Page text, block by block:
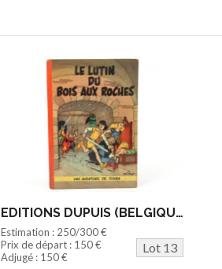
EDITIONS DUPUIS (BELGIQUE) (1)
Estimation : 250/300 €
Prix de départ : 150 €
Lot 13
Adjugé : 150 €